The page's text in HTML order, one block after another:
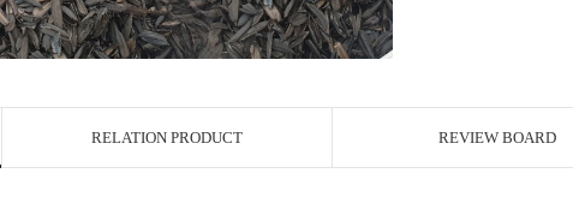
RELATION PRODUCT REVIEW BOARD